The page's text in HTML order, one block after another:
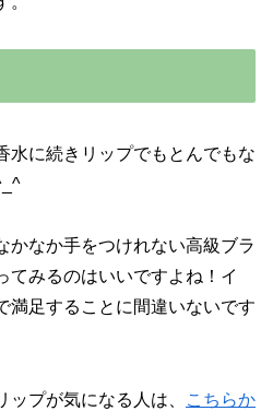
水に続きリップでもとんでもな
かなか手をつけれない高級ブラ
てみるのはいいですよね！イ
満足することに間違いないです
プが気になる人は、
こちらか